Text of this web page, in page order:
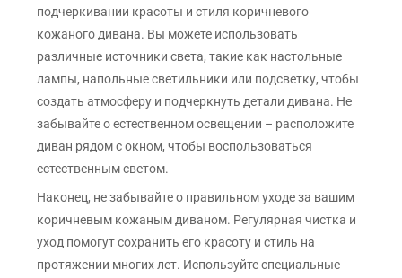
подчеркивании красоты и стиля коричневого
кожаного дивана. Вы можете использовать
различные источники света, такие как настольные
лампы, напольные светильники или подсветку, чтобы
создать атмосферу и подчеркнуть детали дивана. Не
забывайте о естественном освещении – расположите
диван рядом с окном, чтобы воспользоваться
естественным светом.
Наконец, не забывайте о правильном уходе за вашим
коричневым кожаным диваном. Регулярная чистка и
уход помогут сохранить его красоту и стиль на
протяжении многих лет. Используйте специальные